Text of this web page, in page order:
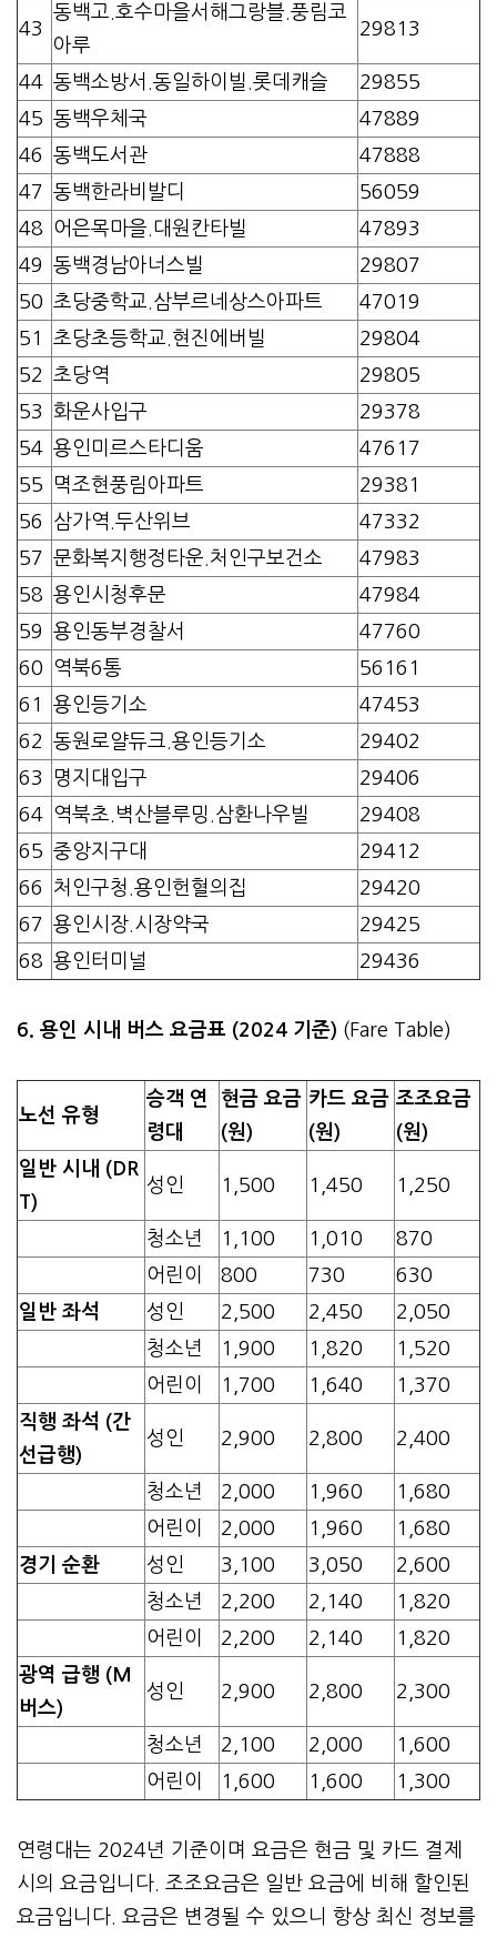
43
동백고.호수마을서해그랑블.풍림코
아루
29813
44 동백소방서.동일하이빌.롯데캐슬
29855
45 동백우체국
47889
46
동백도서관
47888
47 동백한라비발디
56059
48
어은목마을.대원칸타빌
47893
49
동백경남아너스빌
29807
50
초당중학교.삼부르네상스아파트
47019
51
초당초등학교.현진에버빌
29804
52
초당역
29805
53
화운사입구
29378
54 용인미르스타디움
47617
55
멱조현풍림아파트
29381
56
삼가역.두산위브
47332
57 문화복지행정타운.처인구보건소
47983
58 용인시청후문
47984
59
용인동부경찰서
47760
60
역북6통
56161
61
용인등기소
47453
62
동원로얄듀크.용인등기소
29402
63
명지대입구
29406
64 역북초.벽산블루밍.삼환나우빌
29408
65 중앙지구대
29412
66
처인구청.용인헌혈의집
29420
67 용인시장.시장약국
29425
68 용인터미널 29436
6. 용인 시내 버스 요금표 (2024 기준) (Fare Table)
노선 유형
승객 연
령대
현금 요금
(원)
카드 요금
(원)
조조요금
(원)
일반 시내 (DR
T)
성인 1,500 1,450 1,250
청소년 1,100 1,010
870
어린이
800 730
630
일반 좌석
성인 2,500 2,450
2,050
청소년
1,900 1,820
1,520
어린이
1,700 1,640
1,370
직행 좌석 (간
선급행)
성인 2,900 2,800 2,400
청소년 2,000 1,960
1,680
어린이
2,000 1,960
1,680
경기 순환
성인 3,100 3,050
2,600
청소년
2,200 2,140
1,820
어린이
2,200 2,140
1,820
광역 급행 (M
버스)
성인 2,900 2,800 2,300
청소년 2,100 2,000
1,600
어린이
1,600 1,600 1,300
연령대는 2024년 기준이며 요금은 현금 및 카드 결제
시의 요금입니다. 조조요금은 일반 요금에 비해 할인된
요금입니다. 요금은 변경될 수 있으니 항상 최신 정보를